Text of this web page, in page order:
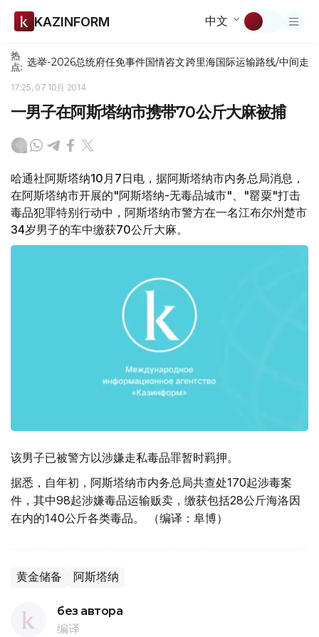
KAZINFORM 中文
热
点: 选举-2026总统府任免事件国情咨文跨里海国际运输路线/中间走廊
17:25, 07 10月 2014
一男子在阿斯塔纳市携带70公斤大麻被捕
哈通社阿斯塔纳10月7日电，据阿斯塔纳市内务总局消息，
在阿斯塔纳市开展的"阿斯塔纳-无毒品城市"、"罂粟"打击
毒品犯罪特别行动中，阿斯塔纳市警方在一名江布尔州楚市
34岁男子的车中缴获70公斤大麻。
该男子已被警方以涉嫌走私毒品罪暂时羁押。
据悉，自年初，阿斯塔纳市内务总局共查处170起涉毒案
件，其中98起涉嫌毒品运输贩卖，缴获包括28公斤海洛因
在内的140公斤各类毒品。 （编译：阜博）
黄金储备 阿斯塔纳
без автора
编译